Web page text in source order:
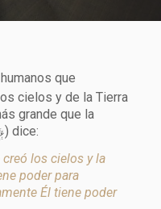
que
cielos y de la Tierra
grande que la
) dice:
los cielos y la
poder para
Él tiene poder